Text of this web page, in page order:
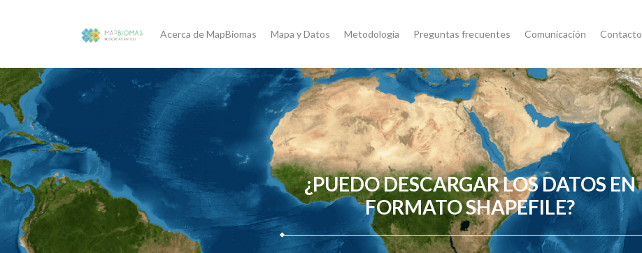
Acerca de MapBiomas Mapa y Datos Metodología Preguntas frecuentes Comunicación Contacto
¿PUEDO DESCARGAR LOS DATOS EN
FORMATO SHAPEFILE?